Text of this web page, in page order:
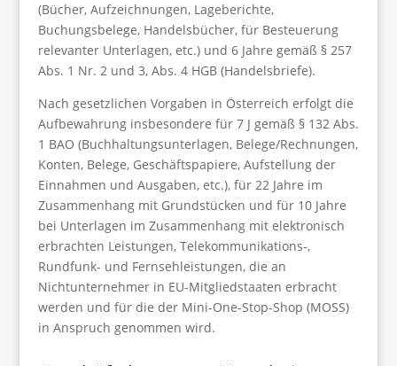
(Bücher, Aufzeichnungen, Lageberichte,
Buchungsbelege, Handelsbücher, für Besteuerung
relevanter Unterlagen, etc.) und 6 Jahre gemäß § 257
Abs. 1 Nr. 2 und 3, Abs. 4 HGB (Handelsbriefe).
Nach gesetzlichen Vorgaben in Österreich erfolgt die
Aufbewahrung insbesondere für 7 J gemäß § 132 Abs.
1 BAO (Buchhaltungsunterlagen, Belege/Rechnungen,
Konten, Belege, Geschäftspapiere, Aufstellung der
Einnahmen und Ausgaben, etc.), für 22 Jahre im
Zusammenhang mit Grundstücken und für 10 Jahre
bei Unterlagen im Zusammenhang mit elektronisch
erbrachten Leistungen, Telekommunikations-,
Rundfunk- und Fernsehleistungen, die an
Nichtunternehmer in EU-Mitgliedstaaten erbracht
werden und für die der Mini-One-Stop-Shop (MOSS)
in Anspruch genommen wird.